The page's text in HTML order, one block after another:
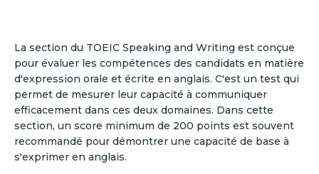
La section du TOEIC Speaking and Writing est conçue
pour évaluer les compétences des candidats en matière
d'expression orale et écrite en anglais. C'est un test qui
permet de mesurer leur capacité à communiquer
efficacement dans ces deux domaines. Dans cette
section, un score minimum de 200 points est souvent
recommandé pour démontrer une capacité de base à
s'exprimer en anglais.